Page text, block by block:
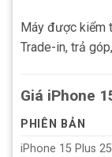
Máy được kiểm
Trade-in, trả
Giá iPhone
PHIÊN BẢN
iPhone 15 Plus